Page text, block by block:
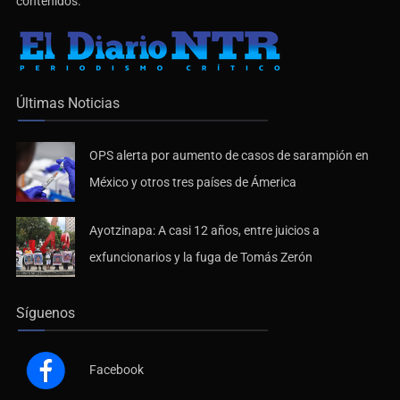
Últimas Noticias
OPS alerta por aumento de casos de sarampión en
México y otros tres países de Ámerica
Ayotzinapa: A casi 12 años, entre juicios a
exfuncionarios y la fuga de Tomás Zerón
Síguenos
Facebook